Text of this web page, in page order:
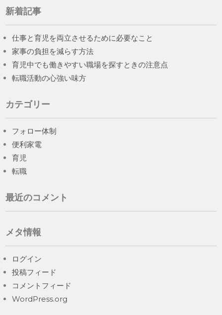
新着記事
仕事と育児を両立させるために必要なこと
家事の負担を減らす方法
育児中でも働きやすい職場を探すときの注意点
転職活動の心強い味方
カテゴリー
フォロー体制
便利家電
育児
転職
最近のコメント
メタ情報
ログイン
投稿フィード
コメントフィード
WordPress.org